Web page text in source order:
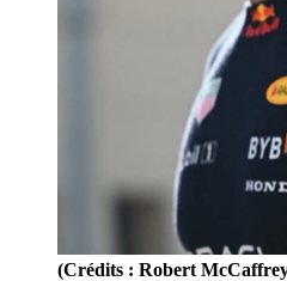
(Crédits : Robert